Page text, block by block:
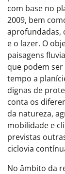
com base no
2009, bem
aprofundadas,
e o lazer. O
paisagens
que podem
tempo a
dignas de
conta os
da natureza,
mobilidade e
previstas
ciclovia
No âmbito da